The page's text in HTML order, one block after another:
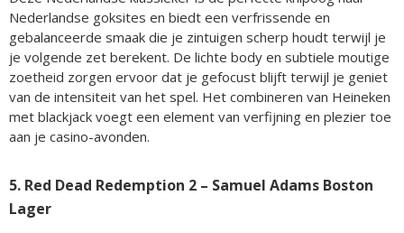
Nederlandse goksites en biedt een verfrissende en
gebalanceerde smaak die je zintuigen scherp houdt terwijl je
je volgende zet berekent. De lichte body en subtiele moutige
zoetheid zorgen ervoor dat je gefocust blijft terwijl je geniet
van de intensiteit van het spel. Het combineren van Heineken
met blackjack voegt een element van verfijning en plezier toe
aan je casino-avonden.
5. Red Dead Redemption 2 – Samuel Adams Boston
Lager